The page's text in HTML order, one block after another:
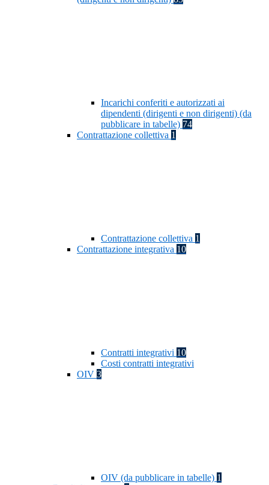
Incarichi conferiti e autorizzati ai
dipendenti (dirigenti e non dirigenti) (da
pubblicare in tabelle) 74
Contrattazione collettiva 1
Contrattazione collettiva 1
Contrattazione integrativa 10
Contratti integrativi 10
Costi contratti integrativi
OIV 3
OIV (da pubblicare in tabelle) 1